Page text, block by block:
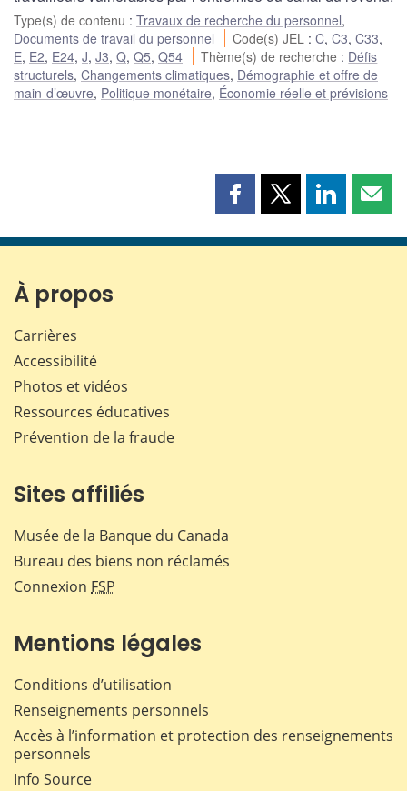
Type(s) de contenu : Travaux de recherche du personnel,
Documents de travail du personnel
Code(s) JEL :C,C3,C33,
E, E2, E24, J, J3, Q, Q5, Q54 Thème(s) de recherche : Défis
structurels, Changements climatiques, Démographie et offre de
main-d’œuvre, Politique monétaire, Économie réelle et prévisions
Partager
page
Partager
page
Partager
page page
À propos
Carrières
Accessibilité
Photos et vidéos
Ressources éducatives
Prévention de la fraude
Sites affiliés
Musée de la Banque du Canada
Bureau des biens non réclamés
Connexion FSP
Mentions légales
Conditions d’utilisation
Renseignements personnels
Accès à l’information et protection des renseignements
personnels
Info Source